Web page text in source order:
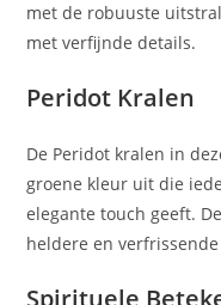
met de robuuste
met verfijnde details.
Peridot Kralen
De Peridot kralen in
groene kleur uit die
elegante touch geeft.
heldere en